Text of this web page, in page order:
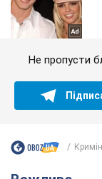
Не пропусти